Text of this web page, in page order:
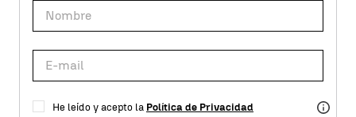
He leído y acepto la Política de Privacidad